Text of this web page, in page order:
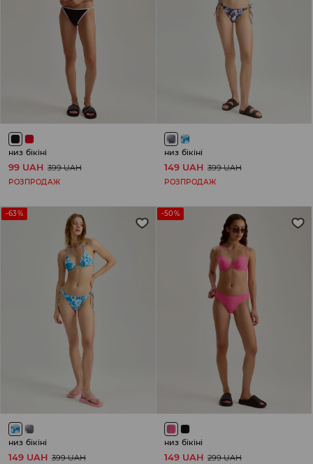
низ бікіні
99 UAH 399 UAH
РОЗПРОДАЖ
низ бікіні
149 UAH 399 UAH
РОЗПРОДАЖ
-63%
низ бікіні
149 UAH 399 UAH
-50%
низ бікіні
149 UAH 299 UAH